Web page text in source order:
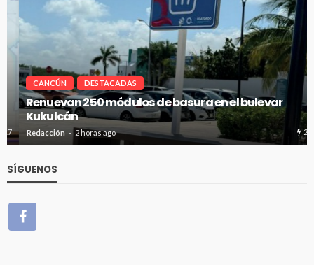
CANCÚN DESTACADAS
Renuevan 250 módulos de basura en el bulevar
Kukulcán
Redacción 2 horas ago 29
SÍGUENOS